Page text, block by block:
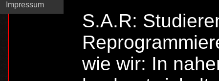
Impressum
S.A.R:
wie wir: In